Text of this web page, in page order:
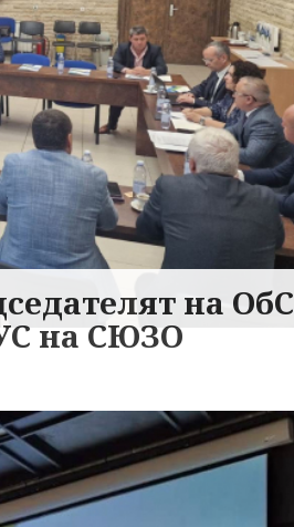
на ОбС
на СЮЗО